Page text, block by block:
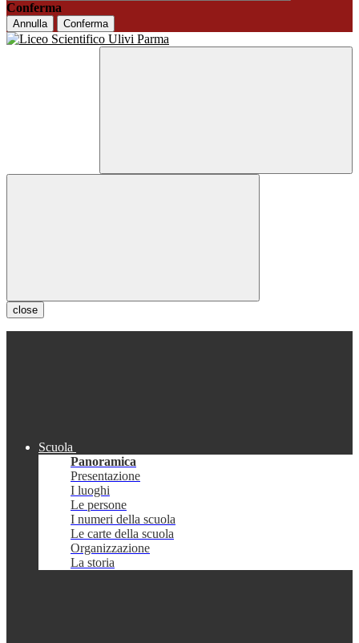
Conferma
Annulla Conferma
close
Scuola
Panoramica
Presentazione
I luoghi
Le persone
I numeri della scuola
Le carte della scuola
Organizzazione
La storia